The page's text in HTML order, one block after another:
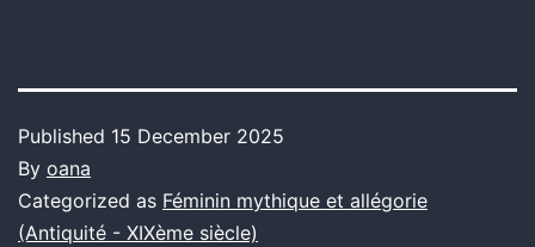
Published 15 December 2025
By oana
Categorized as Féminin mythique et allégorie
(Antiquité - XIXème siècle)